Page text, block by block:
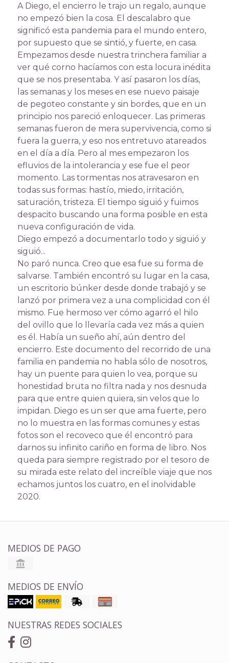
A Diego, el encierro le trajo un regalo, aunque
no empezó bien la cosa. El descalabro que
significó esta pandemia para el mundo entero,
por supuesto que se sintió, y fuerte, en casa.
Empezamos desde nuestra trinchera familiar a
ver qué corno hacíamos con esta locura inédita
que se nos presentaba. Y así pasaron los días,
las semanas y los meses en ese nuevo paisaje
de pegoteo constante y sin bordes, que en un
principio nos pareció enloquecer. Las primeras
semanas fueron de mera supervivencia, como si
fuera la guerra, y eso nos entretuvo atareados
en el día a día. Pero al mes empezaron los
efluvios de la intolerancia y ese fue el peor
momento. Las tormentas nos atravesaron en
todas sus formas: hastío, miedo, irritación,
saturación, tristeza. El tiempo siguió y fuimos
despacito buscando una forma posible en esta
nueva configuración de vida.
Diego empezó a documentarlo todo y siguió y
siguió...
No paró nunca. Creo que esa fue su forma de
salvarse. También encontró su lugar en la casa,
un escritorio búnker desde donde trabajó y se
lanzó por primera vez a una complicidad con él
mismo. Fue hermoso ver cómo agarró el hilo
del ovillo que lo llevaría cada vez más a quien
es él. Había un sueño ahí, aún dentro del
encierro. Este documento del recorrido de una
familia en pandemia no habla sólo de nosotros,
hay un puente para quien lo vea, porque su
honestidad bruta no filtra nada y nos desnuda
para que entre quien quiera, sin velos que lo
impidan. Diego es un ser que ama fuerte, pero
no lo muestra en las formas comunes y estas
fotos son el recoveco que él encontró para
darnos su infinito cariño en forma de libro. Nos
queda para siempre registrado por el tesoro de
su mirada este relato del increíble viaje que nos
echamos juntos los cuatro, en el inolvidable
2020.
MEDIOS DE PAGO
MEDIOS DE ENVÍO
NUESTRAS REDES SOCIALES